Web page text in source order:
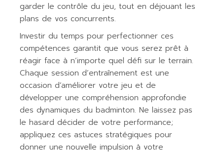
garder le contrôle du jeu, tout en déjouant les
plans de vos concurrents.
Investir du temps pour perfectionner ces
compétences garantit que vous serez prêt à
réagir face à n’importe quel défi sur le terrain.
Chaque session d’entraînement est une
occasion d’améliorer votre jeu et de
développer une compréhension approfondie
des dynamiques du badminton. Ne laissez pas
le hasard décider de votre performance;
appliquez ces astuces stratégiques pour
donner une nouvelle impulsion à votre